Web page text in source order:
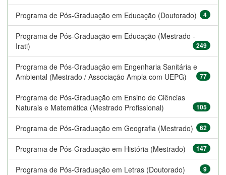
Programa de Pós-Graduação em Educação (Doutorado) 4
Programa de Pós-Graduação em Educação (Mestrado -
Irati)
249
Programa de Pós-Graduação em Engenharia Sanitária e
Ambiental (Mestrado / Associação Ampla com UEPG)
77
Programa de Pós-Graduação em Ensino de Ciências
Naturais e Matemática (Mestrado Profissional)
105
Programa de Pós-Graduação em Geografia (Mestrado) 62
Programa de Pós-Graduação em História (Mestrado) 147
Programa de Pós-Graduação em Letras (Doutorado) 9